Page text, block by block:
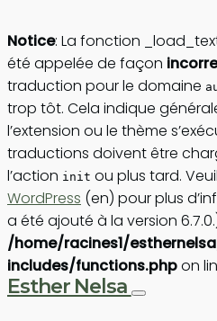
Notice: La fonction
été appelée de façon
traduction pour le domaine
trop tôt. Cela indique
l’extension ou le thème
traductions doivent être
l’action init ou plus tard.
WordPress (en) pour plus
a été ajouté à la version
/home/racines1/
includes/functions.phpon
Esther Nelsa